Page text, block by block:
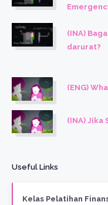
(INA)
darurat?
(ENG)
(INA) Jika
Useful Links
Kelas Pelatihan